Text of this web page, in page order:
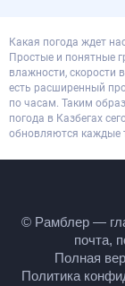
Какая погода ждет
Простые и понятные
влажности, скорости
есть расширенный
по часам. Таким
погода в Казбегах
обновляются каждые
© Рамблер
гороскопы,
Полная
Политика